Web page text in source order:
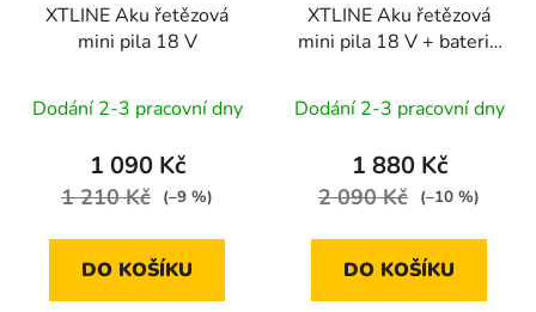
XTLINE Aku řetězová
mini pila 18 V
Dodání 2-3 pracovní dny
1 090 Kč
1 210 Kč (–9 %)
DO KOŠÍKU
XTLINE Aku řetězová
mini pila 18 V + baterie
Dodání 2-3 pracovní dny
1 880 Kč
2 090 Kč (–10 %)
DO KOŠÍKU